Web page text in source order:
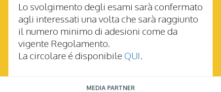
Lo svolgimento degli esami sarà confermato
agli interessati una volta che sarà raggiunto
il numero minimo di adesioni come da
vigente Regolamento.
La circolare é disponibile QUI.
MEDIA PARTNER